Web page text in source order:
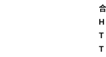
合
H
T
T